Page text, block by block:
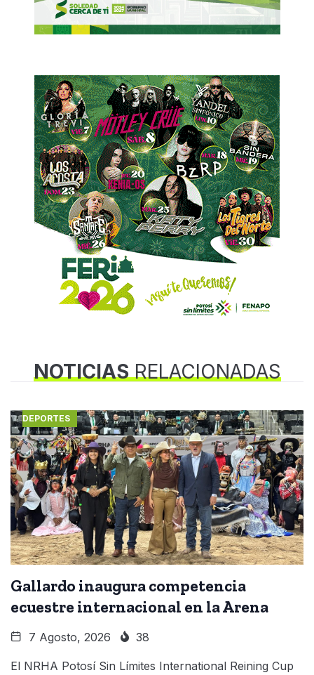
NOTICIASRELACIONADAS
DEPORTES
Gallardo inaugura competencia
ecuestre internacional en la Arena
7 Agosto, 2026 38
El NRHA Potosí Sin Límites International Reining Cup